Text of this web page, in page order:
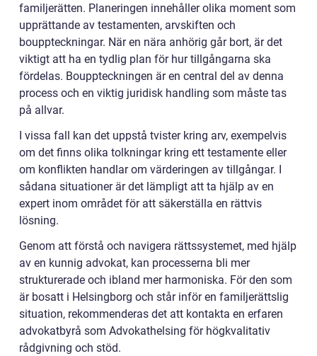
familjerätten. Planeringen innehåller olika moment som
upprättande av testamenten, arvskiften och
bouppteckningar. När en nära anhörig går bort, är det
viktigt att ha en tydlig plan för hur tillgångarna ska
fördelas. Bouppteckningen är en central del av denna
process och en viktig juridisk handling som måste tas
på allvar.
I vissa fall kan det uppstå tvister kring arv, exempelvis
om det finns olika tolkningar kring ett testamente eller
om konflikten handlar om värderingen av tillgångar. I
sådana situationer är det lämpligt att ta hjälp av en
expert inom området för att säkerställa en rättvis
lösning.
Genom att förstå och navigera rättssystemet, med hjälp
av en kunnig advokat, kan processerna bli mer
strukturerade och ibland mer harmoniska. För den som
är bosatt i Helsingborg och står inför en familjerättslig
situation, rekommenderas det att kontakta en erfaren
advokatbyrå som Advokathelsing för högkvalitativ
rådgivning och stöd.